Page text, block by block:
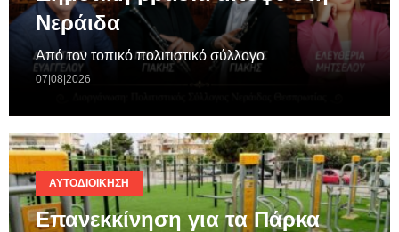
Νεράιδα
Από τον τοπικό πολιτιστικό σύλλογο
07|08|2026
ΑΥΤΟΔΙΟΊΚΗΣΗ
Επανεκκίνηση για τα Πάρκα